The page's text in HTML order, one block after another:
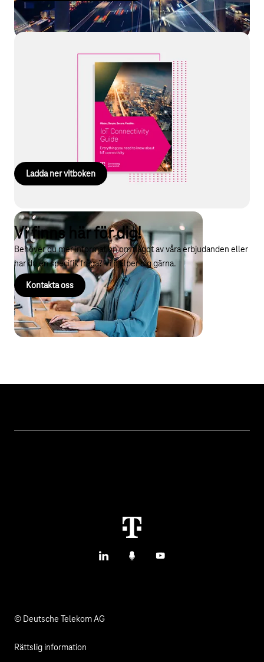
IoT Connectivity Guide
Vill du veta mer om vilka aspekter som är viktiga vid uppkoppling
av produkter via mobilnätet? Vilka utmaningar behöver hanteras
vid en internationell lansering? Eller hur kan IoT-komponenter
administreras effektivt? Alla svar finns samlade i vår
kostnadsfria whitepaper ”IoT Connectivity Guide”.
Ladda ner vitboken
Vi finns här för dig!
Behöver du mer information om något av våra erbjudanden eller
har du en specifik fråga? Vi hjälper dig gärna.
Kontakta oss
LinkedInPodcastsYouTube
© Deutsche Telekom AG
Rättslig information